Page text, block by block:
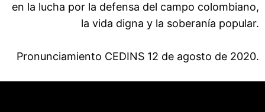
en la lucha por la defensa del campo colombiano,
la vida digna y la soberanía popular.
Pronunciamiento CEDINS 12 de agosto de 2020.